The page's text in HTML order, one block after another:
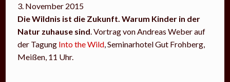
3. November 2015
Die Wildnis ist die Zukunft. Warum Kinder in der
Natur zuhause sind . Vortrag von Andreas Weber auf
der Tagung Into the Wild , Seminarhotel Gut Frohberg,
Meißen, 11 Uhr.